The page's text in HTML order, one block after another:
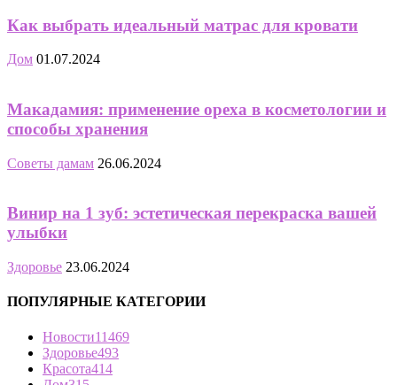
Как выбрать идеальный матрас для кровати
Дом 01.07.2024
Макадамия: применение ореха в косметологии и
способы хранения
Советы дамам 26.06.2024
Винир на 1 зуб: эстетическая перекраска вашей
улыбки
Здоровье 23.06.2024
ПОПУЛЯРНЫЕ КАТЕГОРИИ
Новости11469
Здоровье493
Красота414